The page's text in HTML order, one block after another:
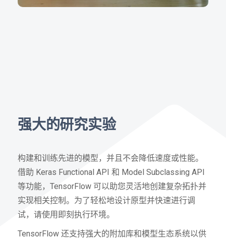
强大的研究实验
构建和训练先进的模型，并且不会降低速度或性能。
借助 Keras Functional API 和 Model Subclassing API
等功能，TensorFlow 可以助您灵活地创建复杂拓扑并
实现相关控制。为了轻松地设计原型并快速进行调
试，请使用即刻执行环境。
TensorFlow 还支持强大的附加库和模型生态系统以供